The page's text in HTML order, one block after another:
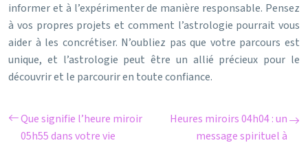
informer et à l’expérimenter de manière responsable. Pensez
à vos propres projets et comment l’astrologie pourrait vous
aider à les concrétiser. N’oubliez pas que votre parcours est
unique, et l’astrologie peut être un allié précieux pour le
découvrir et le parcourir en toute confiance.
Que signifie l’heure miroir
05h55 dans votre vie
Heures miroirs 04h04 : un
message spirituel à